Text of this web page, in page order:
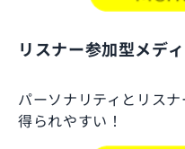
リスナー参加型メデ
パーソナリティとリス
得られやすい！